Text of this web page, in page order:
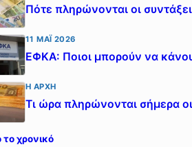
Πότε πληρώνονται οι
11 ΜΆΙ 2026
ΕΦΚΑ: Ποιοι μπορούν να
Η ΑΡΧΉ
Τι ώρα πληρώνονται σήμερα
χρονικό